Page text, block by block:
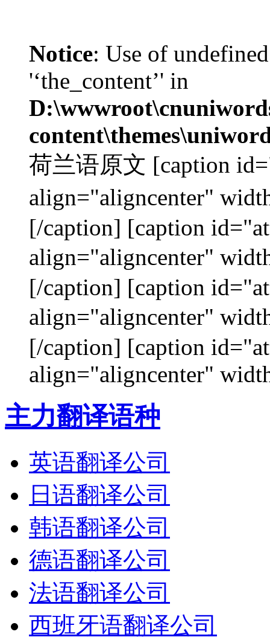
Notice: Use of
'‘the_content’' in
荷兰语原文 [caption
align="aligncenter"
[/caption] [caption
align="aligncenter"
[/caption] [caption
align="aligncenter"
[/caption] [caption
align="aligncenter"
主力翻译语种
英语翻译公司
日语翻译公司
韩语翻译公司
德语翻译公司
法语翻译公司
西班牙语翻译公司